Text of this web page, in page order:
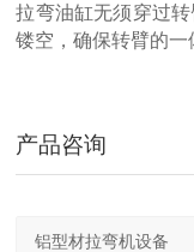
拉弯油缸无须穿过
镂空，确保转臂的一
产品咨询